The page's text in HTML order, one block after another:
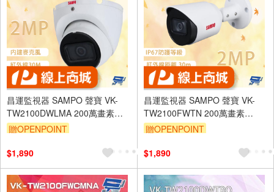
昌運監視器 SAMPO 聲寶 VK-
TW2100DWLMA 200萬畫素
HDCVI 紅外線半球攝影機 內建
贈OPENPOINT
$1,890
昌運監視器 SAMPO 聲寶 VK-
TW2100FWTN 200萬畫素
HDCVI 紅外槍型攝影機 IP67
贈OPENPOINT
$1,890